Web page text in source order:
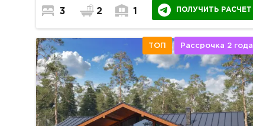
3 2 1 ПОЛУЧИТЬ РАСЧЕТ
ТОП Рассрочка 2 года